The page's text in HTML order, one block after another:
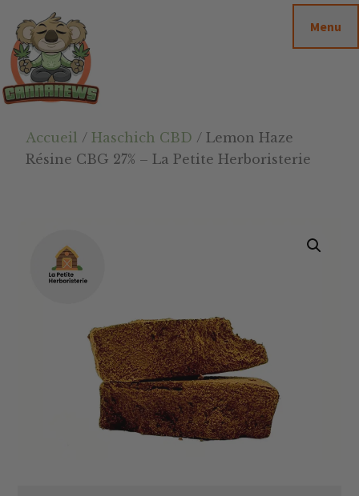
contenu
principal
barre
latérale
principale
footer
Cannanews.fr
Menu
Accueil /Haschich CBD / Lemon Haze
Résine CBG 27% – La Petite Herboristerie